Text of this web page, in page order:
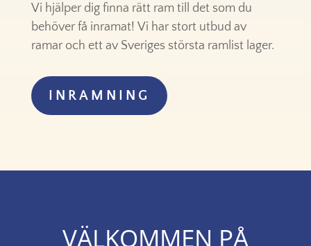
Vi hjälper dig finna rätt ram till det som du
behöver få inramat! Vi har stort utbud av
ramar och ett av Sveriges största ramlist lager.
INRAMNING
VÄLKOMMEN PÅ